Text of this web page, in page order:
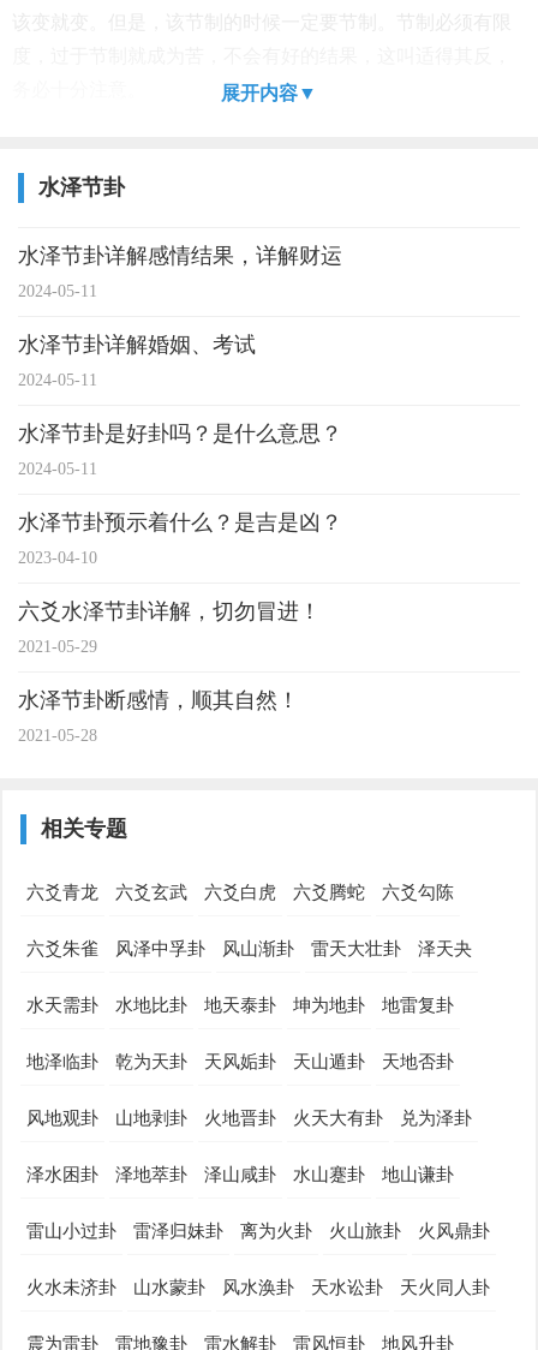
该变就变。但是，该节制的时候一定要节制。节制必须有限
展开内容▼
水泽节卦
水泽节卦详解感情结果，详解财运
2024-05-11
水泽节卦详解婚姻、考试
2024-05-11
水泽节卦是好卦吗？是什么意思？
2024-05-11
水泽节卦预示着什么？是吉是凶？
2023-04-10
六爻水泽节卦详解，切勿冒进！
2021-05-29
水泽节卦断感情，顺其自然！
2021-05-28
相关专题
六爻青龙 六爻玄武 六爻白虎 六爻腾蛇 六爻勾陈
六爻朱雀 风泽中孚卦 风山渐卦 雷天大壮卦 泽天夬
水天需卦 水地比卦 地天泰卦 坤为地卦 地雷复卦
地泽临卦 乾为天卦 天风姤卦 天山遁卦 天地否卦
风地观卦 山地剥卦 火地晋卦 火天大有卦 兑为泽卦
泽水困卦 泽地萃卦 泽山咸卦 水山蹇卦 地山谦卦
雷山小过卦 雷泽归妹卦 离为火卦 火山旅卦 火风鼎卦
火水未济卦 山水蒙卦 风水涣卦 天水讼卦 天火同人卦
震为雷卦 雷地豫卦 雷水解卦 雷风恒卦 地风升卦